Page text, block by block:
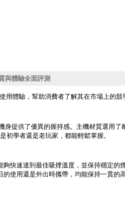
與體驗全面評測
用體驗，幫助消費者了解其在市場上的
身提供了優異的握持感。主機材質選用
初學者還是老玩家，都能輕鬆掌握。
夠快速達到最佳吸煙溫度，並保持穩定
使用還是外出時攜帶，均能保持一貫的高